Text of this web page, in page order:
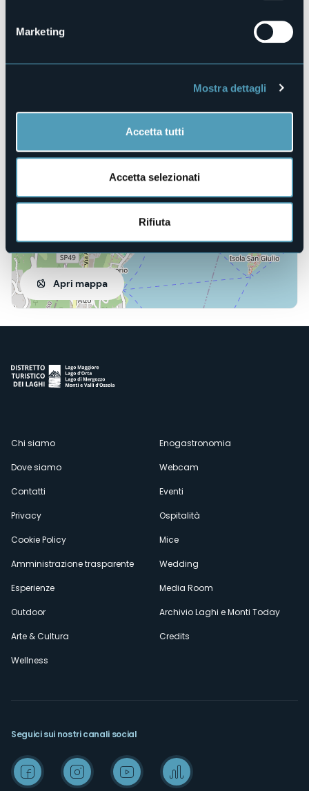
Marketing
Mostra dettagli
Accetta tutti
Accetta selezionati
Rifiuta
Telefono
+39 348 1560735
Apri mappa
Menù
secondario
Chi siamo
Dove siamo
Contatti
Privacy
Cookie Policy
Amministrazione trasparente
Esperienze
Outdoor
Arte & Cultura
Wellness
Enogastronomia
Webcam
Eventi
Ospitalità
Mice
Wedding
Media Room
Archivio Laghi e Monti Today
Credits
Seguici sui nostri canali social